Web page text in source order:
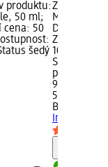
produktu:
50 ml;
cena: 50
šedý
Značka:
MEN
Dry, 50 ml;
Základní
10 ml);
Skladem,
prodejnu
99,00 Kč
50 ml
Borotalco
Invisible